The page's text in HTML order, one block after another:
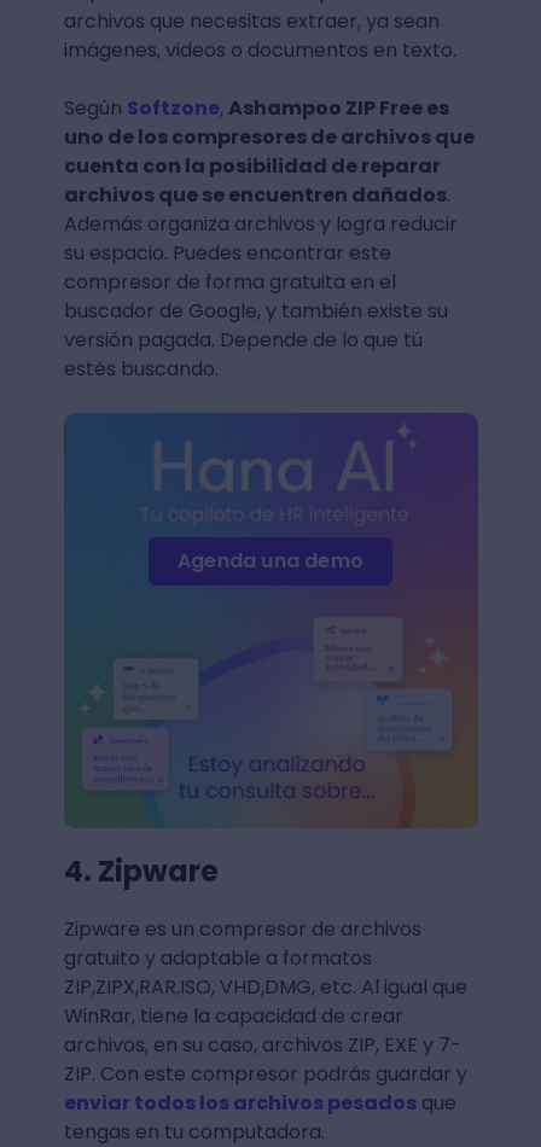
archivos que necesitas extraer, ya sean
imágenes, videos o documentos en texto.
Según Softzone, Ashampoo ZIP Free es
uno de los compresores de archivos que
cuenta con la posibilidad de reparar
archivos que se encuentren dañados.
Además organiza archivos y logra reducir
su espacio. Puedes encontrar este
compresor de forma gratuita en el
buscador de Google, y también existe su
versión pagada. Depende de lo que tú
estés buscando.
Agenda una demo
4. Zipware
Zipware es un compresor de archivos
gratuito y adaptable a formatos
ZIP,ZIPX,RAR,ISO, VHD,DMG, etc. Al igual que
WinRar, tiene la capacidad de crear
archivos, en su caso, archivos ZIP, EXE y 7-
ZIP. Con este compresor podrás guardar y
enviar todos los archivos pesadosque
tengas en tu computadora.